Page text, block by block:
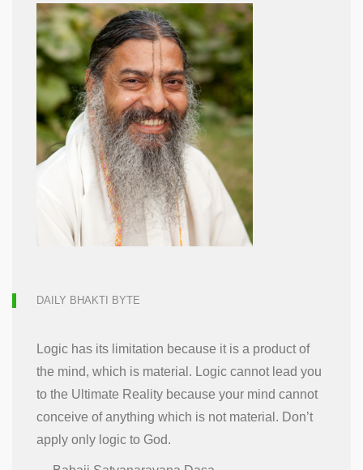
DAILY BHAKTI BYTE
Logic has its limitation because it is a product of
the mind, which is material. Logic cannot lead you
to the Ultimate Reality because your mind cannot
conceive of anything which is not material. Don’t
apply only logic to God.